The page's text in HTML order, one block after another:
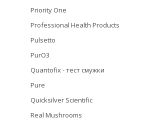
Priority One
Professional Health Products
Pulsetto
PurO3
Quantofix - тест смужки
Pure
Quicksilver Scientific
Real Mushrooms